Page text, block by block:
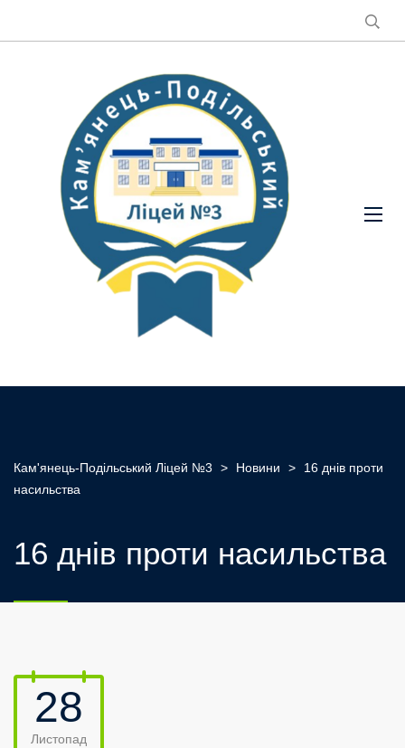
Кам'янець-Подільський Ліцей №3 > Новини >
16 днів проти
насильства
16 днів проти насильства
28
Листопад